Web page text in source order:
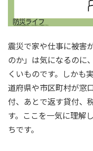
震災で家や仕事に被害
のか」は気になるのに
くいものです。しかも
道府県や市区町村が窓
付、あとで返す貸付、
す。ここを一気に理解
ちです。